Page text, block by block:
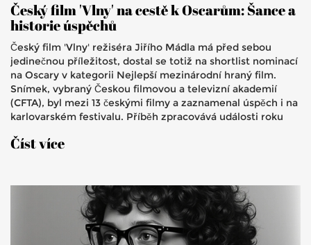
Český film 'Vlny' na cestě k Oscarům: Šance a
historie úspěchů
Český film 'Vlny' režiséra Jiřího Mádla má před sebou
jedinečnou příležitost, dostal se totiž na shortlist nominací
na Oscary v kategorii Nejlepší mezinárodní hraný film.
Snímek, vybraný Českou filmovou a televizní akademií
(CFTA), byl mezi 13 českými filmy a zaznamenal úspěch i na
karlovarském festivalu. Příběh zpracovává události roku
nezávislé zpravodajství.
Číst více